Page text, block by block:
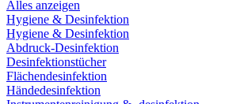
Alles anzeigen
Hygiene & Desinfektion
Hygiene & Desinfektion
Abdruck-Desinfektion
Desinfektionstücher
Flächendesinfektion
Händedesinfektion